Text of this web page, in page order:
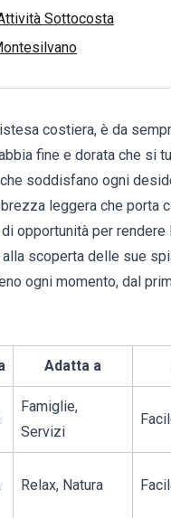
Sottocosta
costiera, è da
fine e dorata che si
soddisfano ogni
leggera che porta
opportunità per rendere
scoperta delle sue
ogni momento, dal
Adatta a
Famiglie,
Servizi
Relax, Natura